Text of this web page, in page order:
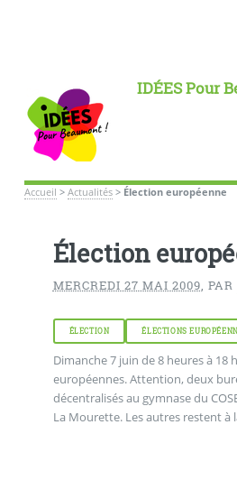
IDÉES Pour
Accueil > Actualités> Élection européenne
Élection
MERCREDI 27 MAI 2009, PAR
ÉLECTION ÉLECTIONS
Dimanche 7 juin de 8 heures à 18
européennes. Attention, deux
décentralisés au gymnase du
La Mourette. Les autres restent à